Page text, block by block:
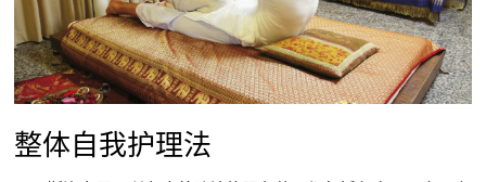
整体自我护理法